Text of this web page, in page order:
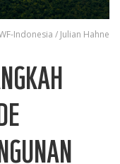
Indonesia / Julian Hahne